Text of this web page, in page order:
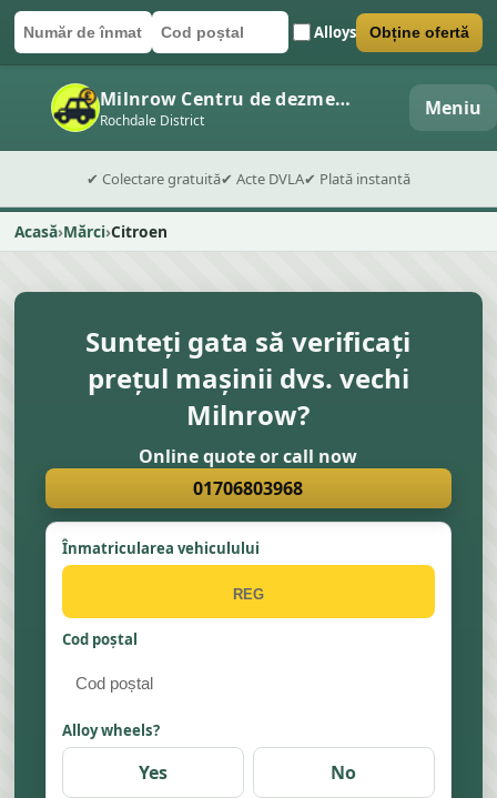
Număr de înmatriculare
Cod poștal Alloys
Trimite formularul Obține ofertă
Milnrow Centru de dezmembrări auto
Rochdale District Meniu
✔ Colectare gratuită✔ Acte DVLA✔ Plată instantă
Acasă Mărci Citroen
Sunteți gata să verificați
prețul mașinii dvs. vechi
Milnrow?
Online quote or call now
01706803968
Înmatricularea vehiculului
Cod poștal
Alloy wheels?
Yes No